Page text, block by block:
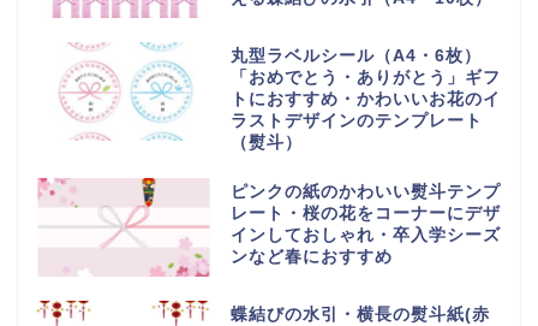
丸型ラベルシール（A4・6枚）
「おめでとう・ありがとう」ギフ
トにおすすめ・かわいいお花のイ
ラストデザインのテンプレート
（熨斗）
ピンクの紙のかわいい熨斗テンプ
レート・桜の花をコーナーにデザ
インしておしゃれ・卒入学シーズ
ンなど春におすすめ
蝶結びの水引・横長の熨斗紙(赤